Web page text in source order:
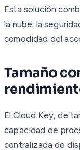
Esta solución
la nube: la
comodidad del
Tamaño
El Cloud Key, de
capacidad de
centralizada de